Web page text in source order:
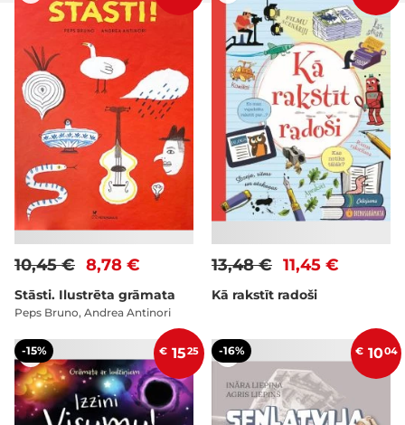
8,78 €
10,45 €
Stāsti. Ilustrēta grāmata
Peps Bruno, Andrea Antinori
11,45 €
13,48 €
Kā rakstīt radoši
-15% € 1525 -16% € 1004